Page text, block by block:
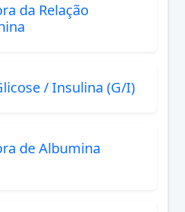
da Relação
/ Insulina (G/I)
de Albumina